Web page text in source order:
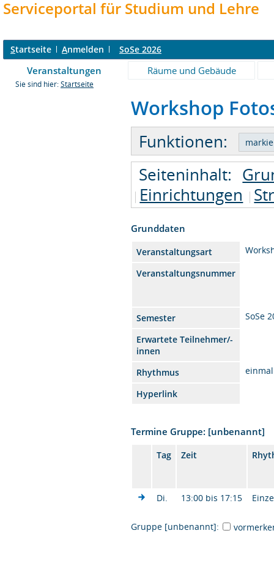
Serviceportal für Studium und Lehre
Startseite Anmelden SoSe 2026
Veranstaltungen Räume und Gebäude
Sie sind hier: Startseite
Workshop
Funktionen:
Seiteninhalt:
Einrichtungen
Grunddaten
Veranstaltungsart
Veranstaltungsnummer
Semester
SoSe
Erwartete Teilnehmer/-
innen
Rhythmus
Hyperlink
Termine Gruppe: [unbenannt]
Tag Zeit
Di. 13:00 bis 17:15
Gruppe [unbenannt]: